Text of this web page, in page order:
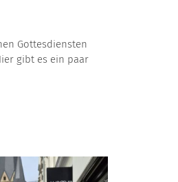
Gottesdiensten
gibt es ein paar